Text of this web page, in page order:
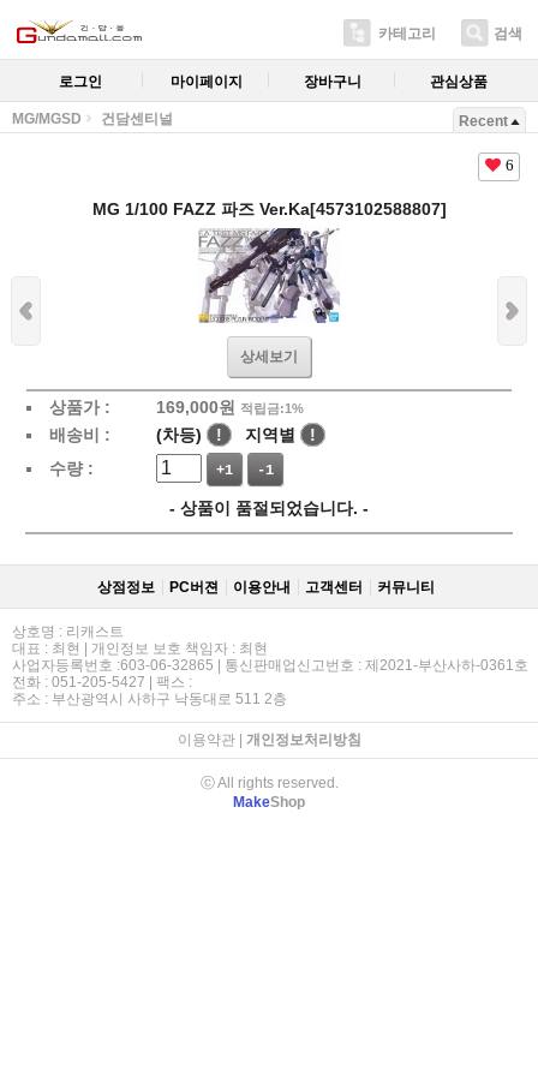
카테고리 검색
로그인 마이페이지 장바구니 관심상품
MG/MGSD 건담센티널 Recent
6
MG 1/100 FAZZ 파즈 Ver.Ka[4573102588807]
상세보기
상품가 : 169,000원 적립금:1%
배송비 : (차등) ! 지역별
!
수량 :
+1 -1
- 상품이 품절되었습니다. -
상점정보 PC버젼 이용안내 고객센터 커뮤니티
상호명 : 리캐스트
대표 : 최현 | 개인정보 보호 책임자 : 최현
사업자등록번호 :603-06-32865 | 통신판매업신고번호 : 제2021-부산사하-0361호
전화 : 051-205-5427 | 팩스 :
주소 : 부산광역시 사하구 낙동대로 511 2층
이용약관| 개인정보처리방침
ⓒ All rights reserved.
MakeShop